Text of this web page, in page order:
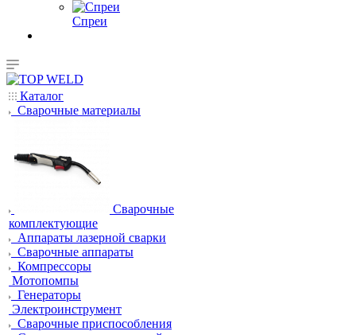
Спреи
Каталог
Сварочные материалы
Сварочные
комплектующие
Аппараты лазерной сварки
Сварочные аппараты
Компрессоры
Мотопомпы
Генераторы
Электроинструмент
Сварочные приспособления